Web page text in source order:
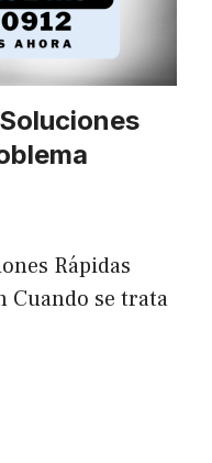
Rápidas
Cuando se trata